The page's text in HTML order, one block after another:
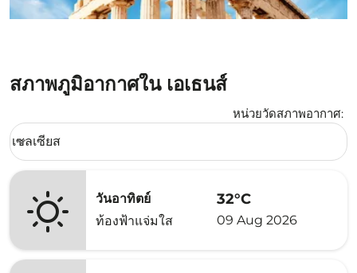
สภาพภูมิอากาศใน เอเธนส์
หน่วยวัดสภาพอากาศ:
Weather unit option เซลเซียส Selected
เซลเซียส
keyboard_arrow_down
วันอาทิตย์
ท้องฟ้าแจ่มใส
32°C
09 Aug 2026